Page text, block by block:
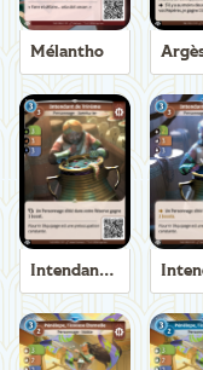
Mélantho
Intendant de Trirème